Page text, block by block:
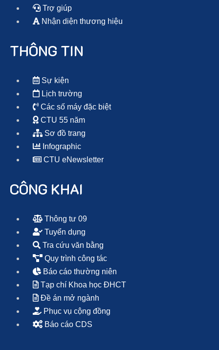
Trợ giúp
Nhận diện thương hiệu
THÔNG TIN
Sự kiện
Lịch trường
Các số máy đặc biệt
CTU 55 năm
Sơ đồ trang
Infographic
CTU eNewsletter
CÔNG KHAI
Thông tư 09
Tuyển dụng
Tra cứu văn bằng
Quy trình công tác
Báo cáo thường niên
Tạp chí Khoa học ĐHCT
Đề án mở ngành
Phục vụ cộng đồng
Báo cáo CDS